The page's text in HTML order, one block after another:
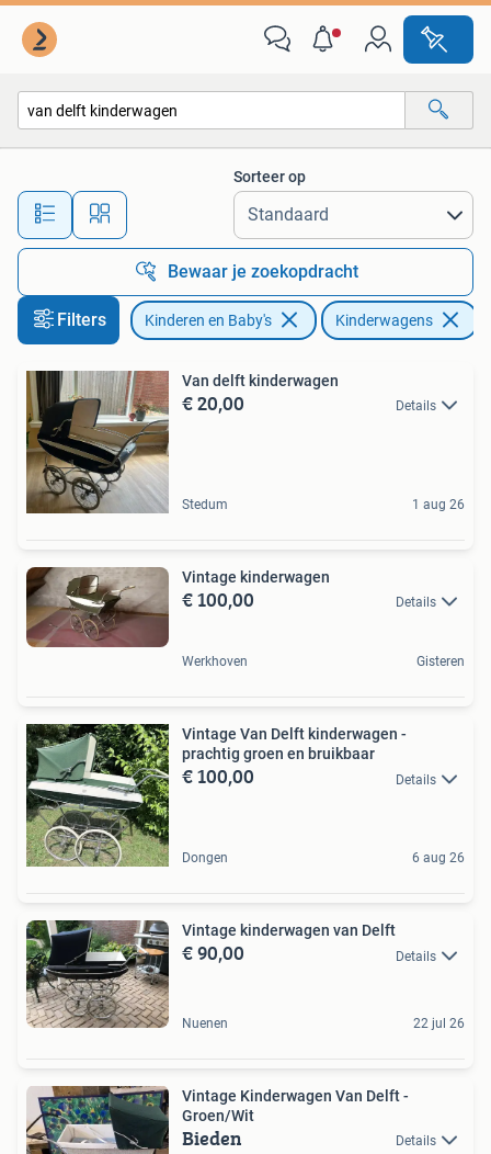
Alle afstanden…
Sorteer op
Bewaar je zoekopdracht
Filters Kinderen en Baby's Kinderwagens
Van delft kinderwagen
€ 20,00 Details
Stedum 1 aug 26
Vintage kinderwagen
€ 100,00 Details
Werkhoven Gisteren
Vintage Van Delft kinderwagen -
prachtig groen en bruikbaar
€ 100,00 Details
Dongen 6 aug 26
Vintage kinderwagen van Delft
€ 90,00 Details
Nuenen 22 jul 26
Vintage Kinderwagen Van Delft -
Groen/Wit
Bieden Details